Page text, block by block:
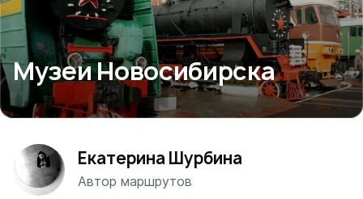
Музеи Новосибирска
Екатерина Шурбина
Автор маршрутов